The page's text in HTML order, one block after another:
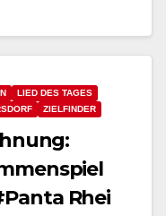
LIED DES TAGES
ZIELFINDER
Rhei